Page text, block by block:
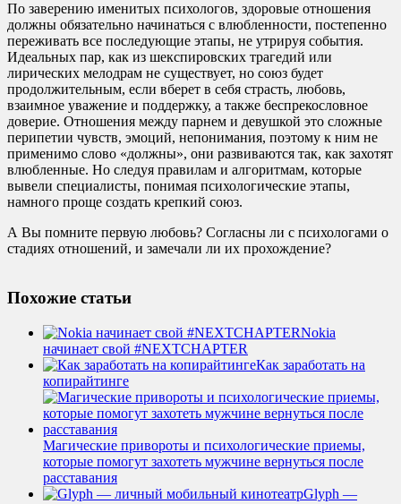
По заверению именитых психологов, здоровые отношения
должны обязательно начинаться с влюбленности, постепенно
переживать все последующие этапы, не утрируя события.
Идеальных пар, как из шекспировских трагедий или
лирических мелодрам не существует, но союз будет
продолжительным, если вберет в себя страсть, любовь,
взаимное уважение и поддержку, а также беспрекословное
доверие. Отношения между парнем и девушкой это сложные
перипетии чувств, эмоций, непонимания, поэтому к ним не
применимо слово «должны», они развиваются так, как захотят
влюбленные. Но следуя правилам и алгоритмам, которые
вывели специалисты, понимая психологические этапы,
намного проще создать крепкий союз.
А Вы помните первую любовь? Согласны ли с психологами о
стадиях отношений, и замечали ли их прохождение?
Похожие статьи
Nokia
начинает свой #NEXTCHAPTER
Как заработать на
копирайтинге
Магические привороты и психологические приемы,
которые помогут захотеть мужчине вернуться после
расставания
Glyph —